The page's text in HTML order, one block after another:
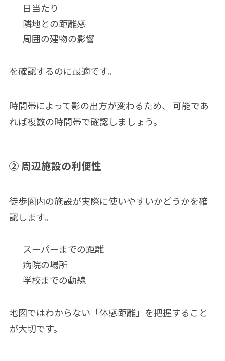
日当たり
隣地との距離感
周囲の建物の影響
を確認するのに最適です。
時間帯によって影の出方が変わるため、 可能であ
れば複数の時間帯で確認しましょう。
② 周辺施設の利便性
徒歩圏内の施設が実際に使いやすいかどうかを確
認します。
スーパーまでの距離
病院の場所
学校までの動線
地図ではわからない「体感距離」を把握すること
が大切です。